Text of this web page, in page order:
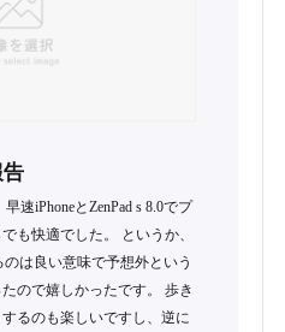
告
速iPhoneとZenPad s 8.0でプ
も快適でした。 というか、
のは良い意味で予想外という
ので嬉しかったです。 歩き
るのも楽しいですし、逆に